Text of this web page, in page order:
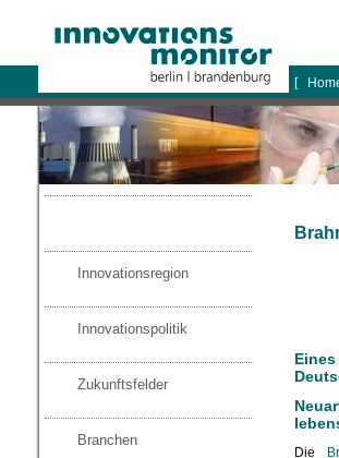
logo
[
Innovationsregion
Innovationspolitik
Zukunftsfelder
Branchen
Die